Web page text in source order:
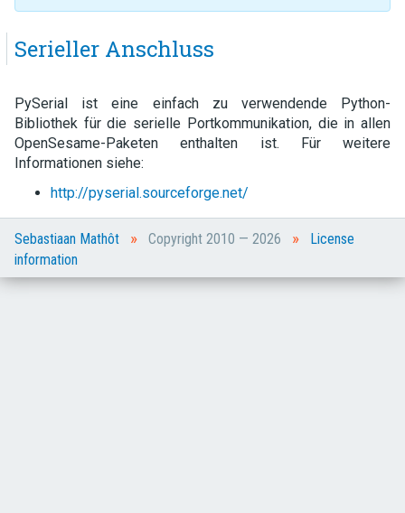
Serieller Anschluss
PySerial ist eine einfach zu verwendende Python-
Bibliothek für die serielle Portkommunikation, die in allen
OpenSesame-Paketen enthalten ist. Für weitere
Informationen siehe:
http://pyserial.sourceforge.net/
Sebastiaan Mathôt » Copyright 2010 — 2026 »
License
information